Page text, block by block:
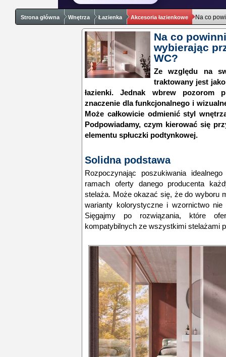
Strona główna Wnętrza Łazienka Akcesoria łazienkowe Na co
Na co
wybierając
WC?
Ze względu na
traktowany jest
łazienki. Jednak wbrew pozorom
znaczenie dla funkcjonalnego i
Może całkowicie odmienić styl
Podpowiadamy, czym kierować się
elementu spłuczki podtynkowej.
Solidna podstawa
Rozpoczynając poszukiwania
ramach oferty danego producenta
stelaża. Może okazać się, że do wyboru
warianty kolorystyczne i wzornictwo
Sięgajmy po rozwiązania, które
kompatybilnych ze wszystkimi stelażami